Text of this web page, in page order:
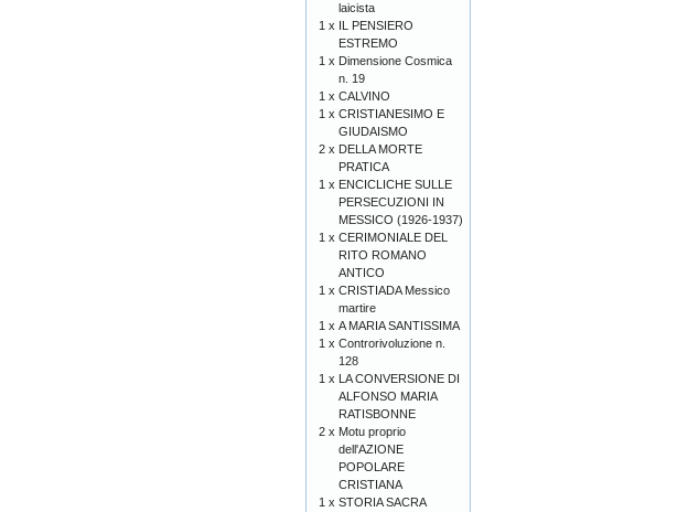
laicista
1 x IL PENSIERO
ESTREMO
1 x Dimensione Cosmica
n. 19
1 x CALVINO
1 x CRISTIANESIMO E
GIUDAISMO
2 x DELLA MORTE
PRATICA
1 x ENCICLICHE SULLE
PERSECUZIONI IN
MESSICO (1926-1937)
1 x CERIMONIALE DEL
RITO ROMANO
ANTICO
1 x CRISTIADA Messico
martire
1 x A MARIA SANTISSIMA
1 x Controrivoluzione n.
128
1 x LA CONVERSIONE DI
ALFONSO MARIA
RATISBONNE
2 x Motu proprio
dell'AZIONE
POPOLARE
CRISTIANA
1 x STORIA SACRA